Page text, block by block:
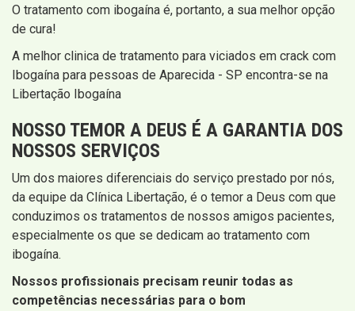
O tratamento com ibogaína é, portanto, a sua melhor opção
de cura!
A melhor clinica de tratamento para viciados em crack com
Ibogaína para pessoas de Aparecida - SP encontra-se na
Libertação Ibogaína
NOSSO TEMOR A DEUS É A GARANTIA DOS
NOSSOS SERVIÇOS
Um dos maiores diferenciais do serviço prestado por nós,
da equipe da Clínica Libertação, é o temor a Deus com que
conduzimos os tratamentos de nossos amigos pacientes,
especialmente os que se dedicam ao tratamento com
ibogaína.
Nossos profissionais precisam reunir todas as
competências necessárias para o bom